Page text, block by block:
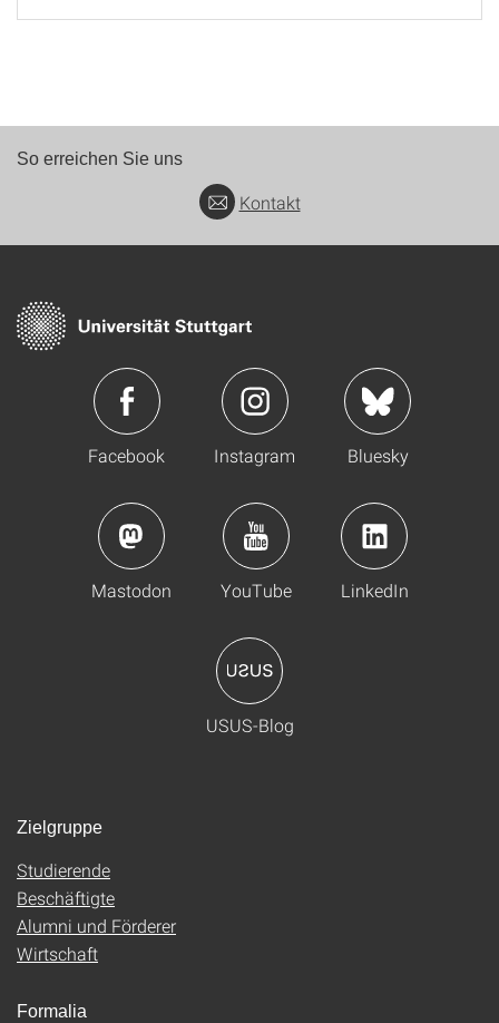
So erreichen Sie uns
Kontakt
Facebook Instagram Bluesky
Mastodon YouTube LinkedIn
USUS-Blog
Zielgruppe
Studierende
Beschäftigte
Alumni und Förderer
Wirtschaft
Formalia